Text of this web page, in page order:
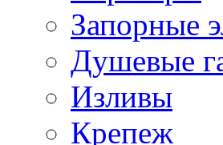
Запорные
Душевые
Изливы
Крепеж